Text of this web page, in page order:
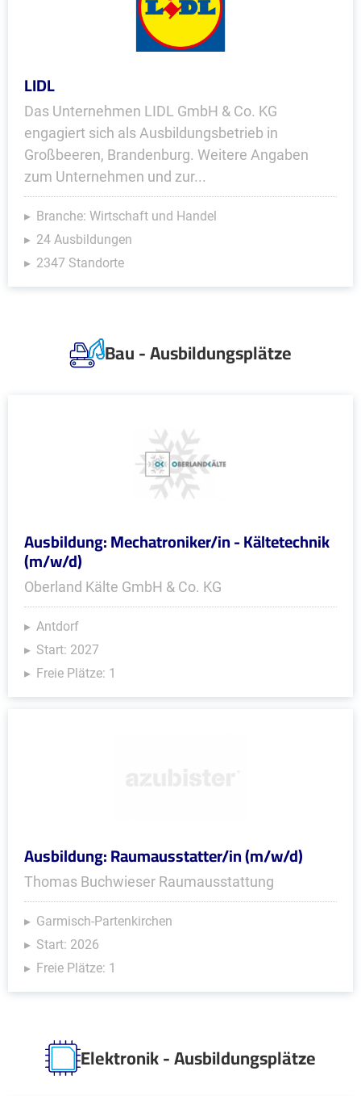
LIDL
Das Unternehmen LIDL GmbH & Co. KG
engagiert sich als Ausbildungsbetrieb in
Großbeeren, Brandenburg. Weitere Angaben
zum Unternehmen und zur...
Branche: Wirtschaft und Handel
24 Ausbildungen
2347 Standorte
Bau - Ausbildungsplätze
Ausbildung: Mechatroniker/in - Kältetechnik
(m/w/d)
Oberland Kälte GmbH & Co. KG
Antdorf
Start: 2027
Freie Plätze: 1
Ausbildung: Raumausstatter/in (m/w/d)
Thomas Buchwieser Raumausstattung
Garmisch-Partenkirchen
Start: 2026
Freie Plätze: 1
Elektronik - Ausbildungsplätze